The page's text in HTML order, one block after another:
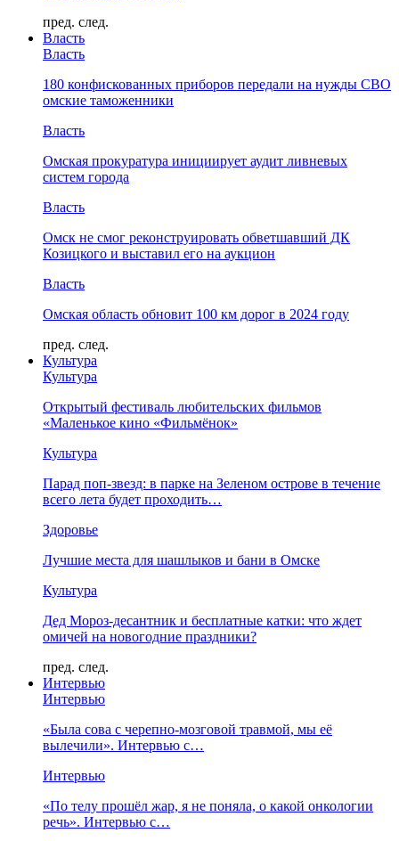
пред. след.
Власть
Власть
180 конфискованных приборов передали на нужды СВО
омские таможенники
Власть
Омская прокуратура инициирует аудит ливневых
систем города
Власть
Омск не смог реконструировать обветшавший ДК
Козицкого и выставил его на аукцион
Власть
Омская область обновит 100 км дорог в 2024 году
пред. след.
Культура
Культура
Открытый фестиваль любительских фильмов
«Маленькое кино «Фильмёнок»
Культура
Парад поп-звезд: в парке на Зеленом острове в течение
всего лета будет проходить…
Здоровье
Лучшие места для шашлыков и бани в Омске
Культура
Дед Мороз-десантник и бесплатные катки: что ждет
омичей на новогодние праздники?
пред. след.
Интервью
Интервью
«Была сова с черепно-мозговой травмой, мы её
вылечили». Интервью с…
Интервью
«По телу прошёл жар, я не поняла, о какой онкологии
речь». Интервью с…